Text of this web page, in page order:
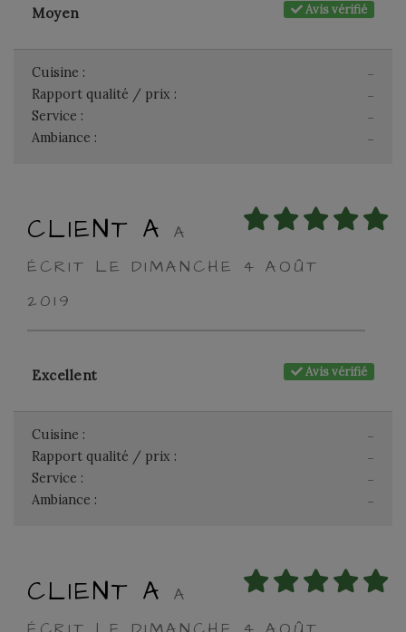
Avis vérifié
Moyen
-
Cuisine :
-
Rapport qualité / prix :
-
Service :
-
Ambiance :
CLIENT A
A
ÉCRIT LE DIMANCHE 4 AOÛT
2019
Avis vérifié
Excellent
-
Cuisine :
-
Rapport qualité / prix :
-
Service :
-
Ambiance :
CLIENT A
A